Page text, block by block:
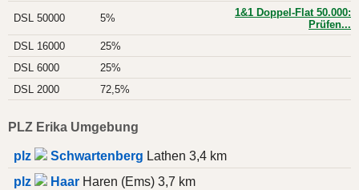
DSL 50000 5%
1&1 Doppel-Flat 50.000:
Prüfen...
DSL 16000
25%
DSL 6000
25%
DSL 2000
72,5%
PLZ Erika Umgebung
plz Schwartenberg Lathen 3,4 km
plz
Haar Haren (Ems) 3,7 km